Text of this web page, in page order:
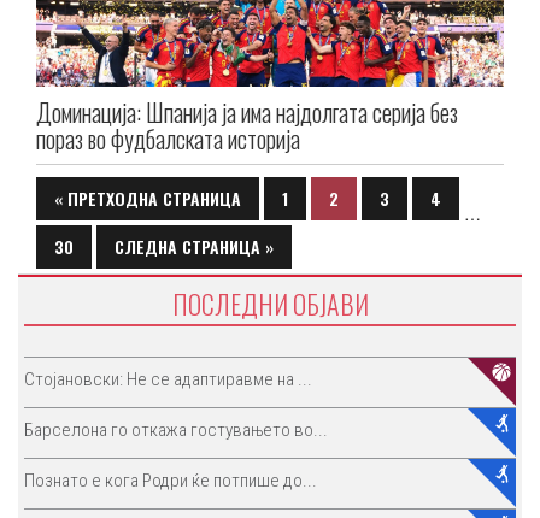
Доминација: Шпанија ја има најдолгата серија без
пораз во фудбалската историја
« ПРЕТХОДНА СТРАНИЦА 1 2 3 4
…
30 СЛЕДНА СТРАНИЦА »
ПОСЛЕДНИ ОБЈАВИ
Стојановски: Не се адаптиравме на ...
Барселона го откажа гостувањето во...
Познато е кога Родри ќе потпише до...